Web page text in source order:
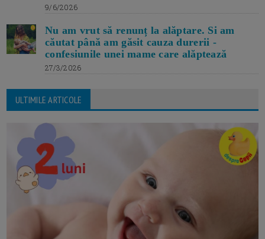
9/6/2026
Nu am vrut să renunț la alăptare. Si am
căutat până am găsit cauza durerii -
confesiunile unei mame care alăptează
27/3/2026
ULTIMILE ARTICOLE